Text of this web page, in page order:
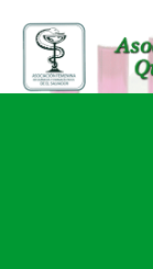
content